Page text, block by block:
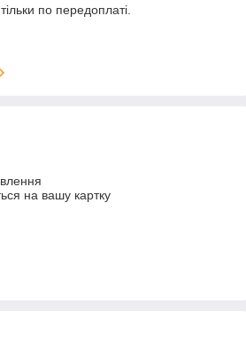
по передоплаті.
на вашу картку